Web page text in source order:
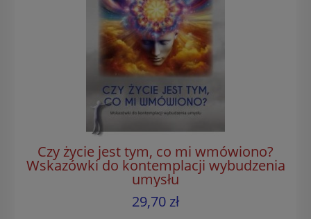
Czy życie jest tym, co mi wmówiono?
Wskazówki do kontemplacji wybudzenia
umysłu
29,70 zł